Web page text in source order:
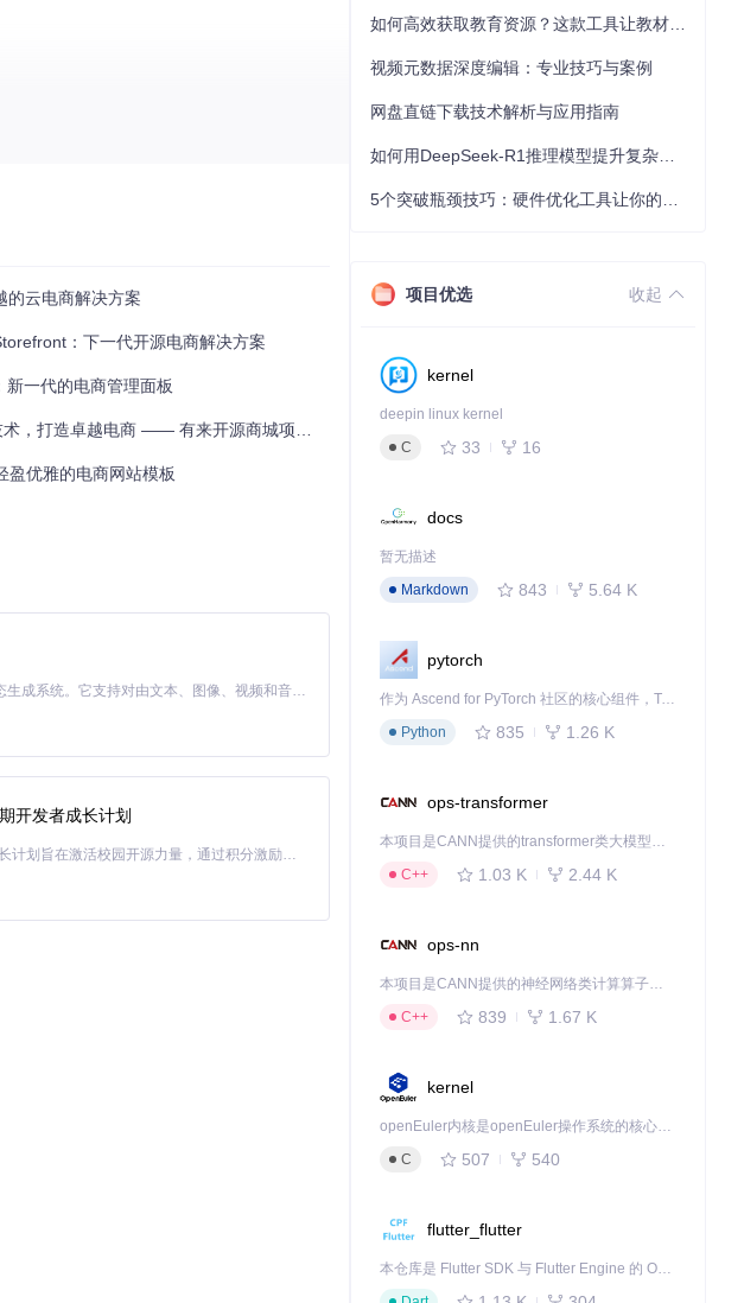
的云电商解决方案
：下一代开源电商解决方案
一代的电商管理面板
打造卓越电商 —— 有来开源商城项目深度解析
盈优雅的电商网站模板
MiniMax H3 是一个通用的全模态生成系统。它支持对由文本、图像、视频和音频组成的多模态上下文进行统一理解，并能生成分辨率高达 2K、时长可达 15 秒的带原生立体声音频的视频。得益于面向任务泛化的系统设计，H3 在预训练阶段就已具备广泛的多模态上下文理解与生成能力，能够出色地执行复杂的多模态指令。
开发者成长计划
「源启盛夏」暑期校园开发者成长计划旨在激活校园开源力量，通过积分激励、认证扶持、资源倾斜等形式，引导高校组织和开发者完成「入驻 — 建项目 — 做贡献 — 获认证 — 得资源」的完整闭环。无论你是想带领社团入驻平台的组织者，还是希望用代码贡献证明自己的开发者，都能在这里找到属于你的成长路径。
视频元数据深度编辑：专业技巧与案例
网盘直链下载技术解析与应用指南
项目优选 收起
kernel
deepin linux kernel
C
33 16
docs
暂无描述
Markdown
843 5.64 K
pytorch
作为 Ascend for PyTorch 社区的核心组件，TorchNPU 是昇腾专为 PyTorch 打造的深度学习适配插件，使 PyTorch 框架能够直接调用昇腾 NPU，为开发者提供昇腾 AI 处理器的超强算力。
Python
835 1.26 K
ops-transformer
本项目是CANN提供的transformer类大模型算子库，实现网络在NPU上加速计算。
C++
1.03 K 2.44 K
ops-nn
本项目是CANN提供的神经网络类计算算子库，实现网络在NPU上加速计算。
C++
839 1.67 K
kernel
openEuler内核是openEuler操作系统的核心，既是系统性能与稳定性的基石，也是连接处理器、设备与服务的桥梁。
C
507 540
flutter_flutter
本仓库是 Flutter SDK 与 Flutter Engine 的 OpenHarmony 适配版本，由 CPF-Flutter 团队维护。开发者可使用熟悉的 Flutter 技术栈开发 OpenHarmony 应用，3.35.7 及以后的适配版本可基于本仓库源码构建支持 OpenHarmony 的 Flutter Engine。